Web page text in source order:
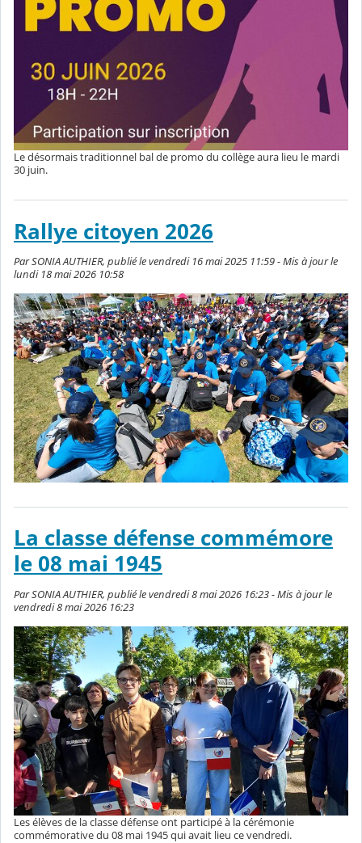
Le désormais traditionnel bal de promo du collège aura lieu le mardi
30 juin.
Rallye citoyen 2026
Par SONIA AUTHIER, publié le vendredi 16 mai 2025 11:59 - Mis à jour le
lundi 18 mai 2026 10:58
La classe défense commémore
le 08 mai 1945
Par SONIA AUTHIER, publié le vendredi 8 mai 2026 16:23 - Mis à jour le
vendredi 8 mai 2026 16:23
Les élèves de la classe défense ont participé à la cérémonie
commémorative du 08 mai 1945 qui avait lieu ce vendredi.